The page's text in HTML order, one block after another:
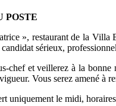
POSTE
», restaurant de la Villa
sérieux,
chef et veillerez à la
Vous serez amené à
uniquement le midi,